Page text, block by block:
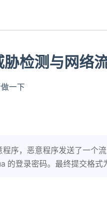
检测与网络
一下
序，恶意程序发送了一个
的登录密码。最终提交格